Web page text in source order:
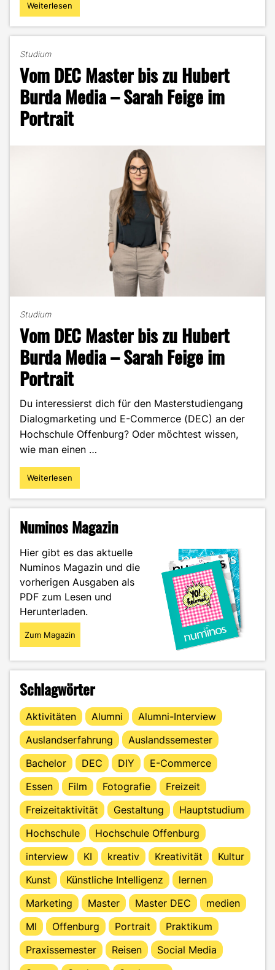
"DEC
Alumna
–
Erfolgsgeschichte
mit
Biss"
Weiterlesen
Studium
Vom DEC Master bis zu Hubert
Burda Media – Sarah Feige im
Portrait
Studium
Vom DEC Master bis zu Hubert
Burda Media – Sarah Feige im
Portrait
Du interessierst dich für den Masterstudiengang
Dialogmarketing und E-Commerce (DEC) an der
Hochschule Offenburg? Oder möchtest wissen,
wie man einen …
"Vom
DEC
zu
Burda
Media
–
Sarah
Feige
im
Portrait"
Weiterlesen
Numinos Magazin
Hier gibt es das aktuelle
Numinos Magazin und die
vorherigen Ausgaben als
PDF zum Lesen und
Herunterladen.
Zum Magazin
Schlagwörter
Aktivitäten Alumni
Alumni-Interview
Auslandserfahrung
Auslandssemester
Bachelor
DEC DIY
E-Commerce
Essen
Film Fotografie
Freizeit
Freizeitaktivität
Gestaltung
Hauptstudium
Hochschule
Hochschule Offenburg
interview
KI kreativ Kreativität
Kultur
Kunst
Künstliche Intelligenz
lernen
Marketing
Master Master DEC
medien
MI
Offenburg Portrait
Praktikum
Praxissemester
Reisen
Social Media